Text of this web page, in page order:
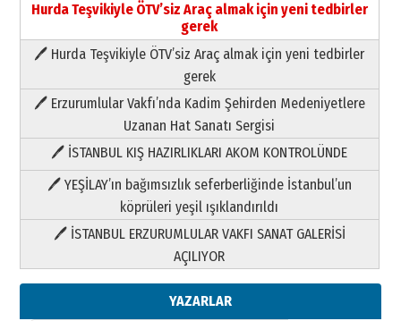
Hurda Teşvikiyle ÖTV’siz Araç almak için yeni tedbirler
gerek
🖊 Hurda Teşvikiyle ÖTV’siz Araç almak için yeni tedbirler
gerek
🖊 Erzurumlular Vakfı’nda Kadim Şehirden Medeniyetlere
Uzanan Hat Sanatı Sergisi
🖊 İSTANBUL KIŞ HAZIRLIKLARI AKOM KONTROLÜNDE
🖊 YEŞİLAY’ın bağımsızlık seferberliğinde İstanbul’un
köprüleri yeşil ışıklandırıldı
🖊 İSTANBUL ERZURUMLULAR VAKFI SANAT GALERİSİ
AÇILIYOR
YAZARLAR
Paranın Aile Kültüründeki Yeri
03 Ağustos 2026 Pazartesi
Yıldırım Gündoğdu
HAVVA’NIN ÜÇ KIZI
09 Temmuz 2026 Perşembe
Yusuf POLAT
Şampiyonluk Sebahattin Şirin’e
yazar
11 Mayıs 2026 Pazartesi